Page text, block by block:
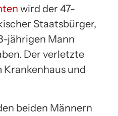
wird der 47-
Staatsbürger,
jährigen Mann
Der verletzte
und
beiden Männern